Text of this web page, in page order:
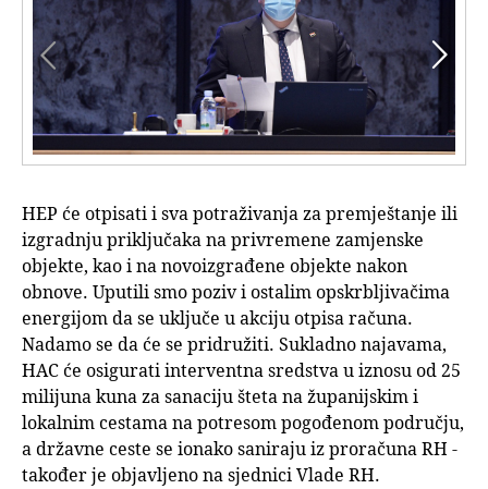


HEP će otpisati i sva potraživanja za premještanje ili
izgradnju priključaka na privremene zamjenske
objekte, kao i na novoizgrađene objekte nakon
obnove. Uputili smo poziv i ostalim opskrbljivačima
energijom da se uključe u akciju otpisa računa.
Nadamo se da će se pridružiti. Sukladno najavama,
HAC će osigurati interventna sredstva u iznosu od 25
milijuna kuna za sanaciju šteta na županijskim i
lokalnim cestama na potresom pogođenom području,
a državne ceste se ionako saniraju iz proračuna RH -
također je objavljeno na sjednici Vlade RH.